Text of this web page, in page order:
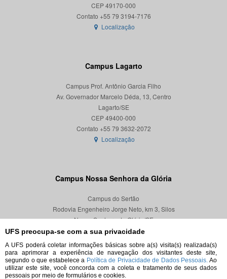
UFS preocupa-se com a sua privacidade
A UFS poderá coletar informações básicas sobre a(s) visita(s) realizada(s)
para aprimorar a experiência de navegação dos visitantes deste site,
segundo o que estabelece a Política de Privacidade de Dados Pessoais. Ao
utilizar este site, você concorda com a coleta e tratamento de seus dados
pessoais por meio de formulários e cookies.
CEP 49170-000
Localização
Campus Lagarto
Campus Prof. Antônio Garcia Filho
Av. Governador Marcelo Déda, 13, Centro
Lagarto/SE
CEP 49400-000
Localização
Campus Nossa Senhora da Glória
Campus do Sertão
Rodovia Engenheiro Jorge Neto, km 3, Silos
Nossa Senhora da Glória/SE
CEP 49680-000
Localização